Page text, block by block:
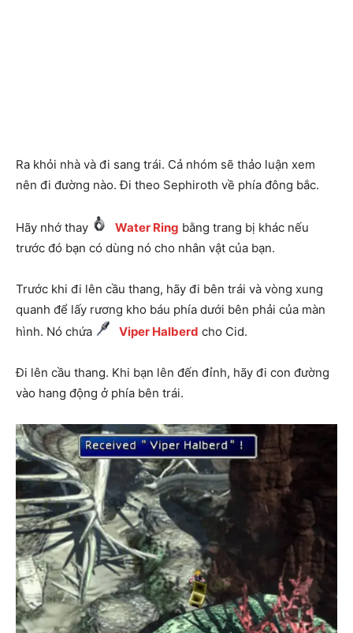
Ra khỏi nhà và đi sang trái. Cả nhóm sẽ thảo luận xem
nên đi đường nào. Đi theo Sephiroth về phía đông bắc.
Hãy nhớ thay Water Ring bằng trang bị khác nếu
trước đó bạn có dùng nó cho nhân vật của bạn.
Trước khi đi lên cầu thang, hãy đi bên trái và vòng xung
quanh để lấy rương kho báu phía dưới bên phải của màn
hình. Nó chứa
Viper Halberd cho Cid.
Đi lên cầu thang. Khi bạn lên đến đỉnh, hãy đi con đường
vào hang động ở phía bên trái.